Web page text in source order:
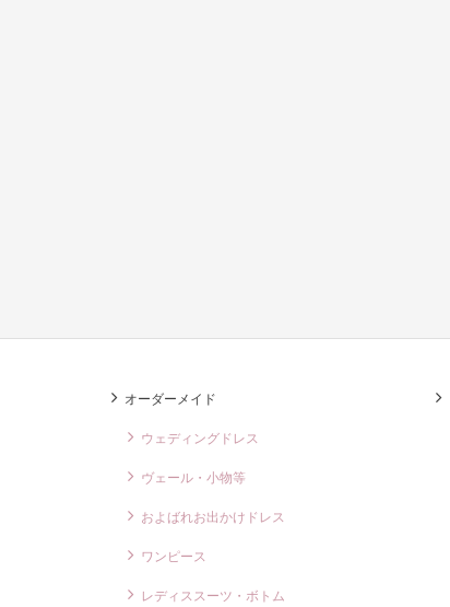
オーダーメイド
ウェディングドレス
ヴェール・小物等
およばれお出かけドレス
ワンピース
レディススーツ・ボトム